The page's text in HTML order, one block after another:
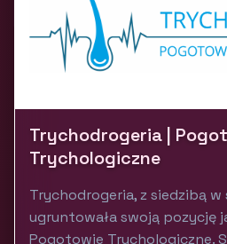
Trychodrogeria |
Trychologiczne
Trychodrogeria, z siedzibą w
ugruntowała swoją pozycję
Pogotowie Trychologiczne.